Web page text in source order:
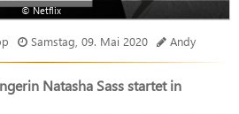
© Netflix
Samstag, 09. Mai 2020 Andy
Natasha Sass startet in